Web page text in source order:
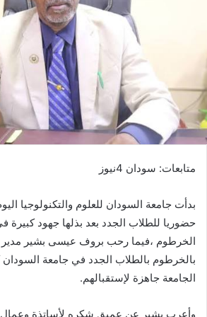
متابعات: سودان 4نيوز
بدأت جامعة السودان للعلوم والتكنولوجيا
حضوريا للطلاب الجدد بعد بذلها جهود كبيرة
الخرطوم ،فيما رحب بروف عيسى بشير مدير
بالخرطوم بالطلاب الجدد في جامعة
الجامعة جاهزة لإستقبالهم.
وأعرب بشير عن عميق شكره لأساتذة